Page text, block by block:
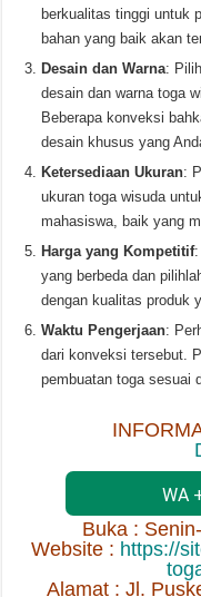
berkualitas tinggi untuk
bahan yang baik akan
Desain dan Warna:
desain dan warna toga
Beberapa konveksi
desain khusus yang
Ketersediaan Ukuran:
ukuran toga wisuda
mahasiswa, baik yang
Harga yang Kompetitif:
yang berbeda dan
dengan kualitas produk
Waktu Pengerjaan:
dari konveksi tersebut.
pembuatan toga sesuai
WA
Buka :
Website : https://
Alamat : Jl.